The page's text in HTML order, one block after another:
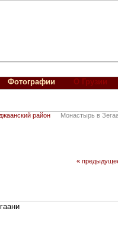
Фотографии О Грузии
район Монастырь в
«